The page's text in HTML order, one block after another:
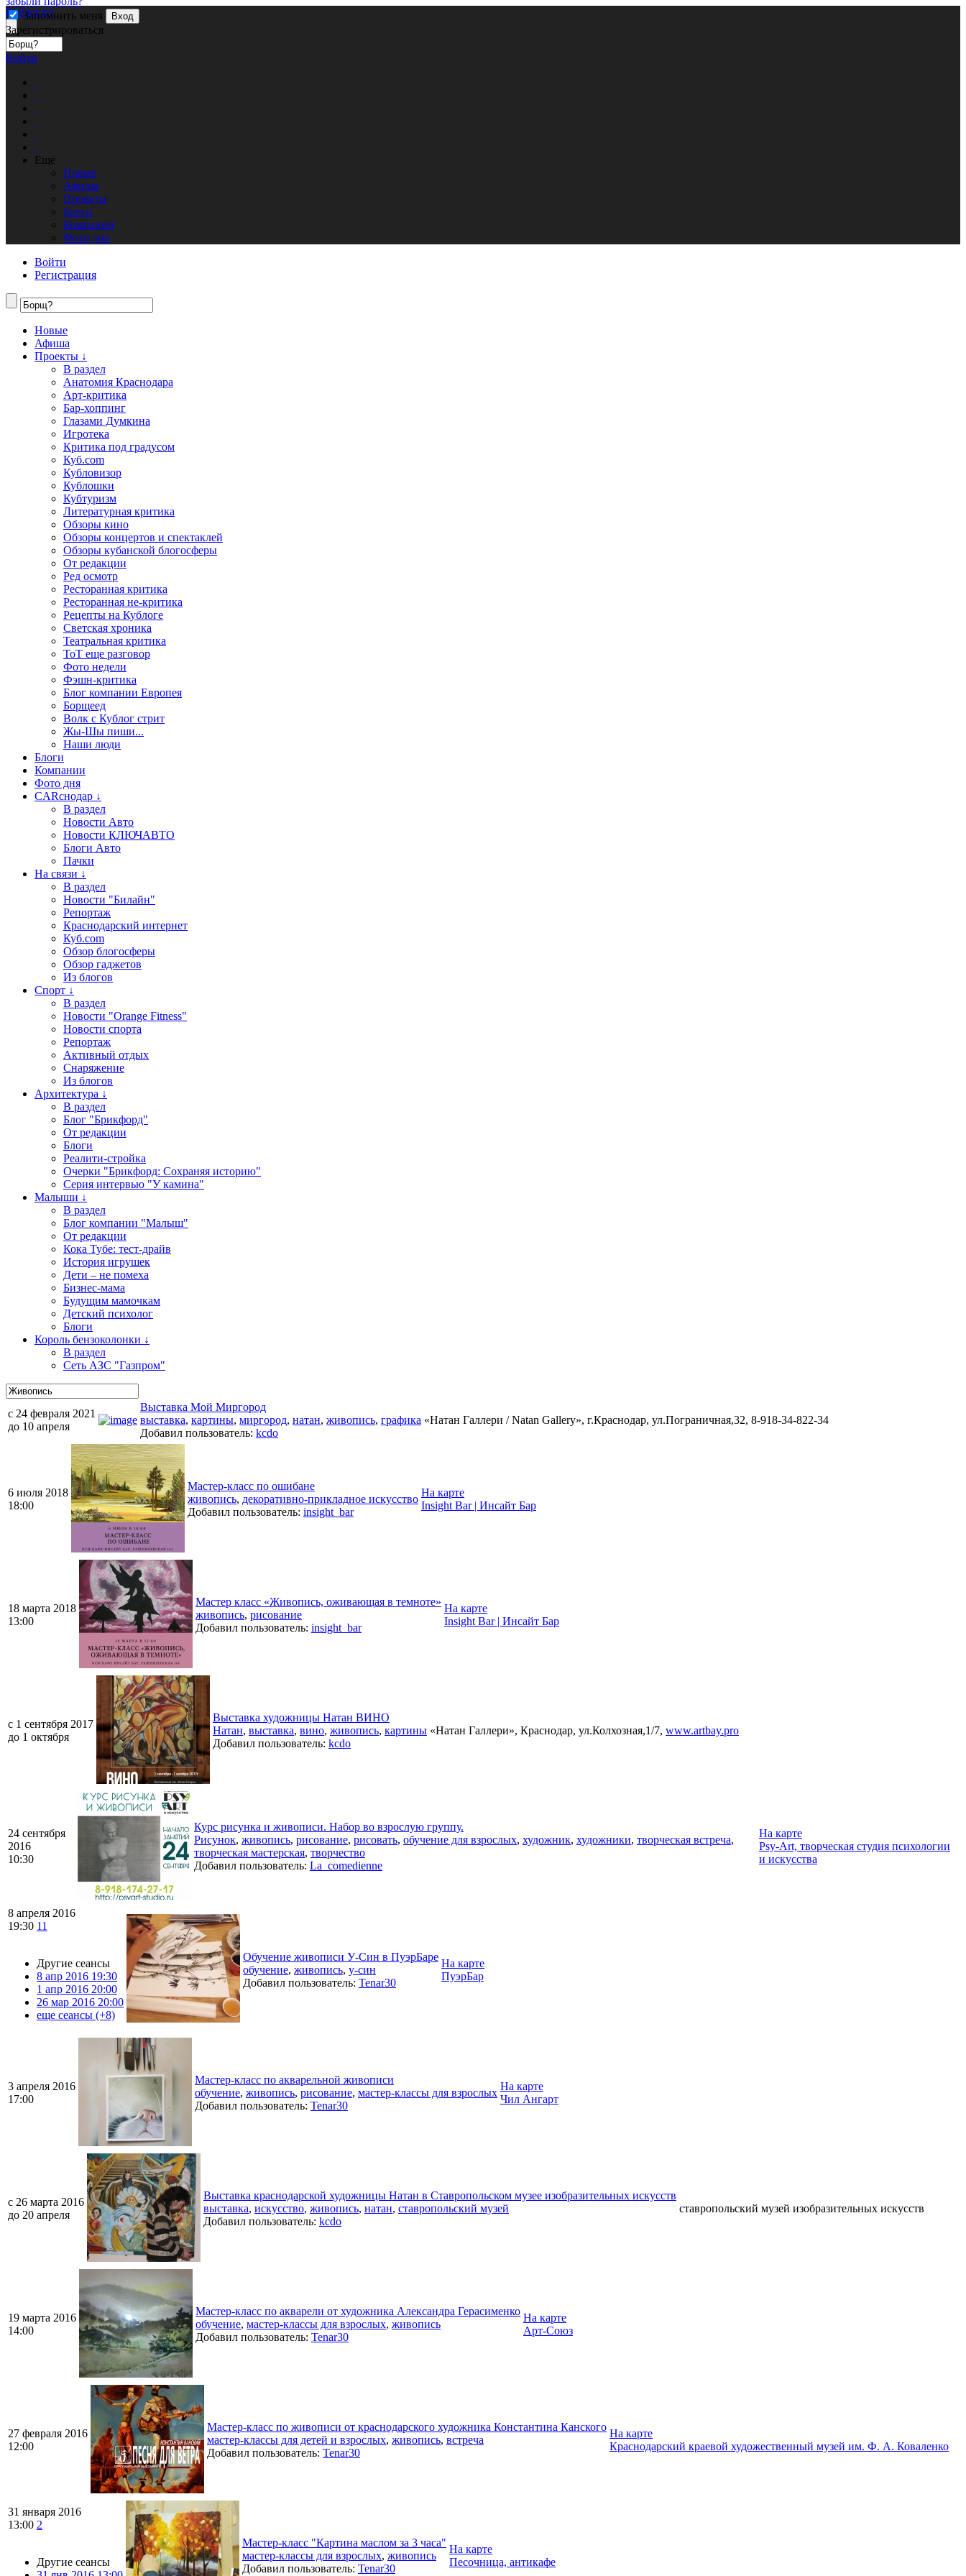
Запомнить меня
Вход
Зарегистрироваться
Кублог.ру
Войти
Еще
Новые
Афиша
Проекты
Блоги
Компании
Фото дня
Войти
Регистрация
Новые
Афиша
Проекты ↓
В раздел
Анатомия Краснодара
Арт-критика
Бар-хоппинг
Глазами Думкина
Игротека
Критика под градусом
Куб.com
Кубловизор
Кублошки
Кубтуризм
Литературная критика
Обзоры кино
Обзоры концертов и спектаклей
Обзоры кубанской блогосферы
От редакции
Ред осмотр
Ресторанная критика
Ресторанная не-критика
Рецепты на Кублоге
Светская хроника
Театральная критика
ТоТ еще разговор
Фото недели
Фэшн-критика
Блог компании Европея
Борщеед
Волк с Кублог стрит
Жы-Шы пиши...
Наши люди
Блоги
Компании
Фото дня
CARснодар ↓
В раздел
Новости Авто
Новости КЛЮЧАВТО
Блоги Авто
Пачки
На связи ↓
В раздел
Новости "Билайн"
Репортаж
Краснодарский интернет
Куб.com
Обзор блогосферы
Обзор гаджетов
Из блогов
Спорт ↓
В раздел
Новости "Orange Fitness"
Новости спорта
Репортаж
Активный отдых
Снаряжение
Из блогов
Архитектура ↓
В раздел
Блог "Брикфорд"
От редакции
Блоги
Реалити-стройка
Очерки "Брикфорд: Сохраняя историю"
Серия интервью "У камина"
Малыши ↓
В раздел
Блог компании "Малыш"
От редакции
Кока Тубе: тест-драйв
История игрушек
Дети – не помеха
Бизнес-мама
Будущим мамочкам
Детский психолог
Блоги
Король бензоколонки ↓
В раздел
Сеть АЗС "Газпром"
c 24 февраля 2021
до 10 апреля
Выставка Мой Миргород
выставка, картины, миргород, натан, живопись, графика
Добавил пользователь: kcdo
«Натан Галлери / Natan Gallery», г.Краснодар, ул.Пограничная,32, 8-918-34-822-34
6 июля 2018
18:00
Мастер-класс по ошибане
живопись, декоративно-прикладное искусство
Добавил пользователь: insight_bar
На карте
Insight Bar | Инсайт Бар
18 марта 2018
13:00
Мастер класс «Живопись, оживающая в темноте»
живопись, рисование
Добавил пользователь: insight_bar
На карте
Insight Bar | Инсайт Бар
c 1 сентября 2017
до 1 октября
Выставка художницы Натан ВИНО
Натан, выставка, вино, живопись, картины
Добавил пользователь: kcdo
«Натан Галлери», Краснодар, ул.Колхозная,1/7, www.artbay.pro
24 сентября
2016
10:30
Курс рисунка и живописи. Набор во взрослую группу.
Рисунок, живопись, рисование, рисовать, обучение для взрослых, художник, художники, творческая встреча,
творческая мастерская, творчество
Добавил пользователь: La_comedienne
На карте
Psy-Art, творческая студия психологии
и искусства
8 апреля 2016
19:30 11
Другие сеансы
8 апр 2016 19:30
1 апр 2016 20:00
26 мар 2016 20:00
еще сеансы (+8)
Обучение живописи У-Син в ПуэрБаре
обучение, живопись, у-син
Добавил пользователь: Tenar30
На карте
ПуэрБар
3 апреля 2016
17:00
Мастер-класс по акварельной живописи
обучение, живопись, рисование, мастер-классы для взрослых
Добавил пользователь: Tenar30
На карте
Чил Ангарт
c 26 марта 2016
до 20 апреля
Выставка краснодарской художницы Натан в Ставропольском музее изобразительных искусств
выставка, искусство, живопись, натан, ставропольский музей
Добавил пользователь: kcdo
ставропольский музей изобразительных искусств
19 марта 2016
14:00
Мастер-класс по акварели от художника Александра Герасименко
обучение, мастер-классы для взрослых, живопись
Добавил пользователь: Tenar30
На карте
Арт-Союз
27 февраля 2016
12:00
Мастер-класс по живописи от краснодарского художника Константина Канского
мастер-классы для детей и взрослых, живопись, встреча
Добавил пользователь: Tenar30
На карте
Краснодарский краевой художественный музей им. Ф. А. Коваленко
31 января 2016
13:00 2
Другие сеансы
Мастер-класс "Картина маслом за 3 часа"
мастер-классы для взрослых, живопись
Добавил пользователь: Tenar30
На карте
Песочница, антикафе